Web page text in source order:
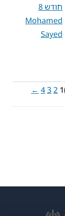
חודש 8
Mohamed
Sayed
1
2
3
4
←